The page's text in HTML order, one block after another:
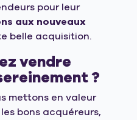
pour leur
aux nouveaux
belle acquisition.
vendre
?
mettons en valeur
bons acquéreurs,